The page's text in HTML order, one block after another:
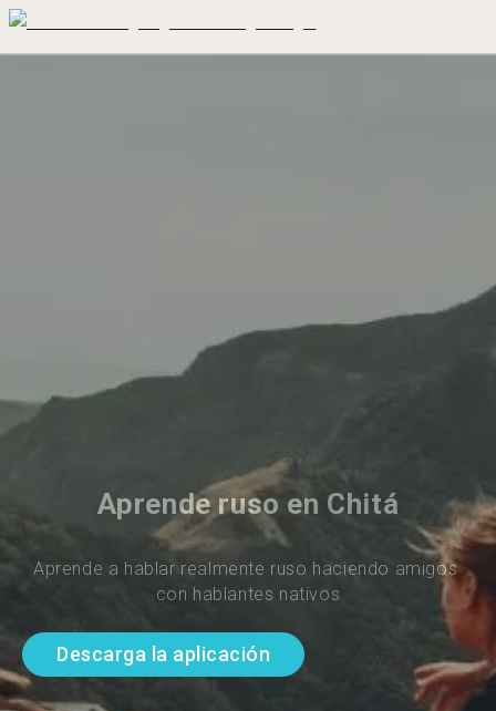
Aprende ruso en Chitá
Aprende a hablar realmente ruso haciendo amigos
con hablantes nativos
Descarga la aplicación